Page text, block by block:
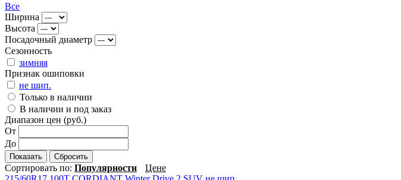
Все
Ширина
Высота
Посадочный диаметр
Сезонность
зимняя
Признак ошиповки
не шип.
Только в наличии
В наличии и под заказ
Диапазон цен (руб.)
От
До
Показать Сбросить
Сортировать по: Популярности
Цене